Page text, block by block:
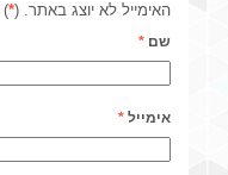
האימייל לא יוצג באתר. (*
)
שם *
אימייל *